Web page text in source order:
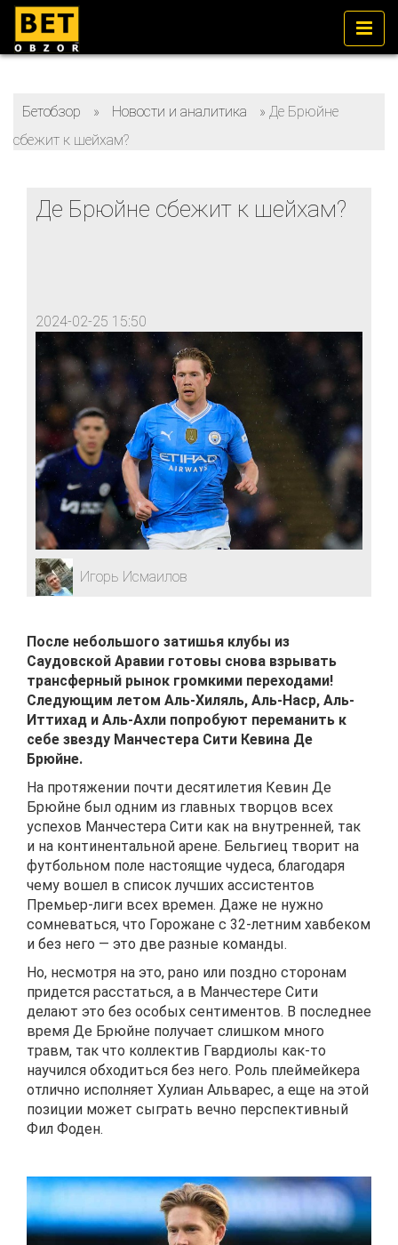
Бетобзор » Новости и аналитика » Де Брюйне
сбежит к шейхам?
Де Брюйне сбежит к шейхам?
2024-02-25 15:50
Игорь Исмаилов
После небольшого затишья клубы из
Саудовской Аравии готовы снова взрывать
трансферный рынок громкими переходами!
Следующим летом Аль-Хиляль, Аль-Наср, Аль-
Иттихад и Аль-Ахли попробуют переманить к
себе звезду Манчестера Сити Кевина Де
Брюйне.
На протяжении почти десятилетия Кевин Де
Брюйне был одним из главных творцов всех
успехов Манчестера Сити как на внутренней, так
и на континентальной арене. Бельгиец творит на
футбольном поле настоящие чудеса, благодаря
чему вошел в список лучших ассистентов
Премьер-лиги всех времен. Даже не нужно
сомневаться, что Горожане с 32-летним хавбеком
и без него — это две разные команды.
Но, несмотря на это, рано или поздно сторонам
придется расстаться, а в Манчестере Сити
делают это без особых сентиментов. В последнее
время Де Брюйне получает слишком много
травм, так что коллектив Гвардиолы как-то
научился обходиться без него. Роль плеймейкера
отлично исполняет Хулиан Альварес, а еще на этой
позиции может сыграть вечно перспективный
Фил Фоден.